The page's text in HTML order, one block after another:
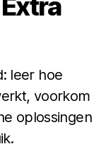
leer hoe
voorkom
oplossingen